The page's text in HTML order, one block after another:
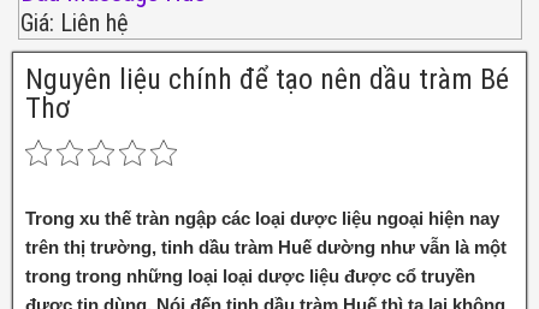
Giá: Liên hệ
Nguyên liệu chính để tạo nên dầu tràm Bé
Thơ
Trong xu thế tràn ngập các loại dược liệu ngoại hiện nay
trên thị trường, tinh dầu tràm Huế dường như vẫn là một
trong trong những loại loại dược liệu được cổ truyền
được tin dùng. Nói đến tinh dầu tràm Huế thì ta lại không